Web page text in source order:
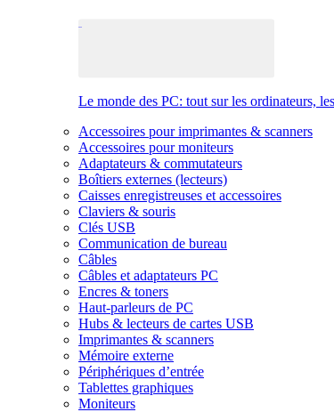
Le monde des PC: tout sur les ordinateurs,
Accessoires pour imprimantes & scanners
Accessoires pour moniteurs
Adaptateurs & commutateurs
Boîtiers externes (lecteurs)
Caisses enregistreuses et accessoires
Claviers & souris
Clés USB
Communication de bureau
Câbles
Câbles et adaptateurs PC
Encres & toners
Haut-parleurs de PC
Hubs & lecteurs de cartes USB
Imprimantes & scanners
Mémoire externe
Périphériques d’entrée
Tablettes graphiques
Moniteurs